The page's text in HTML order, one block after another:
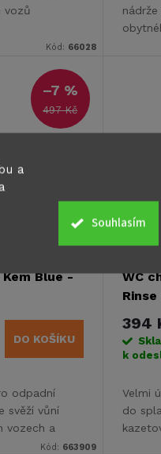
a
Souhlasím
vozů
Kód: 66028
497 Kč
–7 %
Blue -
DO KOŠÍKU
odpadní
svěží vůní
vozech a
Kód: 663909
WC
Rinse
394
k
Velmi
do